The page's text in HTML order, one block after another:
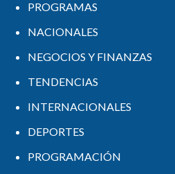
PROGRAMAS
NACIONALES
NEGOCIOS Y FINANZAS
TENDENCIAS
INTERNACIONALES
DEPORTES
PROGRAMACIÓN